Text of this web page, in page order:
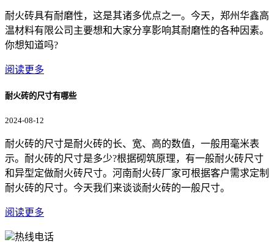
耐火砖具有耐磨性，这是其诸多优点之一。今天，郑州华鑫高
温材料有限公司主要想和大家分享影响其耐磨性的各种因素。
你想知道吗?
阅读更多
耐火砖的尺寸有哪些
2024-08-12
耐火砖的尺寸是耐火砖的长、宽、高的数值，一般用毫米表
示。耐火砖的尺寸是多少?根据砌筑原理，有一般耐火砖尺寸
和异型定做耐火砖尺寸。河南耐火砖厂家可根据客户需求定制
耐火砖的尺寸。今天我们来谈谈耐火砖的一般尺寸。
阅读更多
热线电话